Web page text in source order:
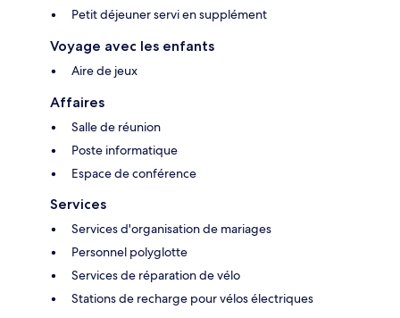
Petit déjeuner servi en supplément
Voyage avec les enfants
Aire de jeux
Affaires
Salle de réunion
Poste informatique
Espace de conférence
Services
Services d'organisation de mariages
Personnel polyglotte
Services de réparation de vélo
Stations de recharge pour vélos électriques